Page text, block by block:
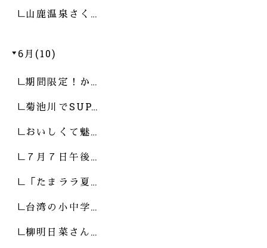
山鹿温泉さく…
6月(10)
期間限定！か…
菊池川でSUP…
おいしくて魅…
７月７日午後…
「たまララ夏…
台湾の小中学…
柳明日菜さん…